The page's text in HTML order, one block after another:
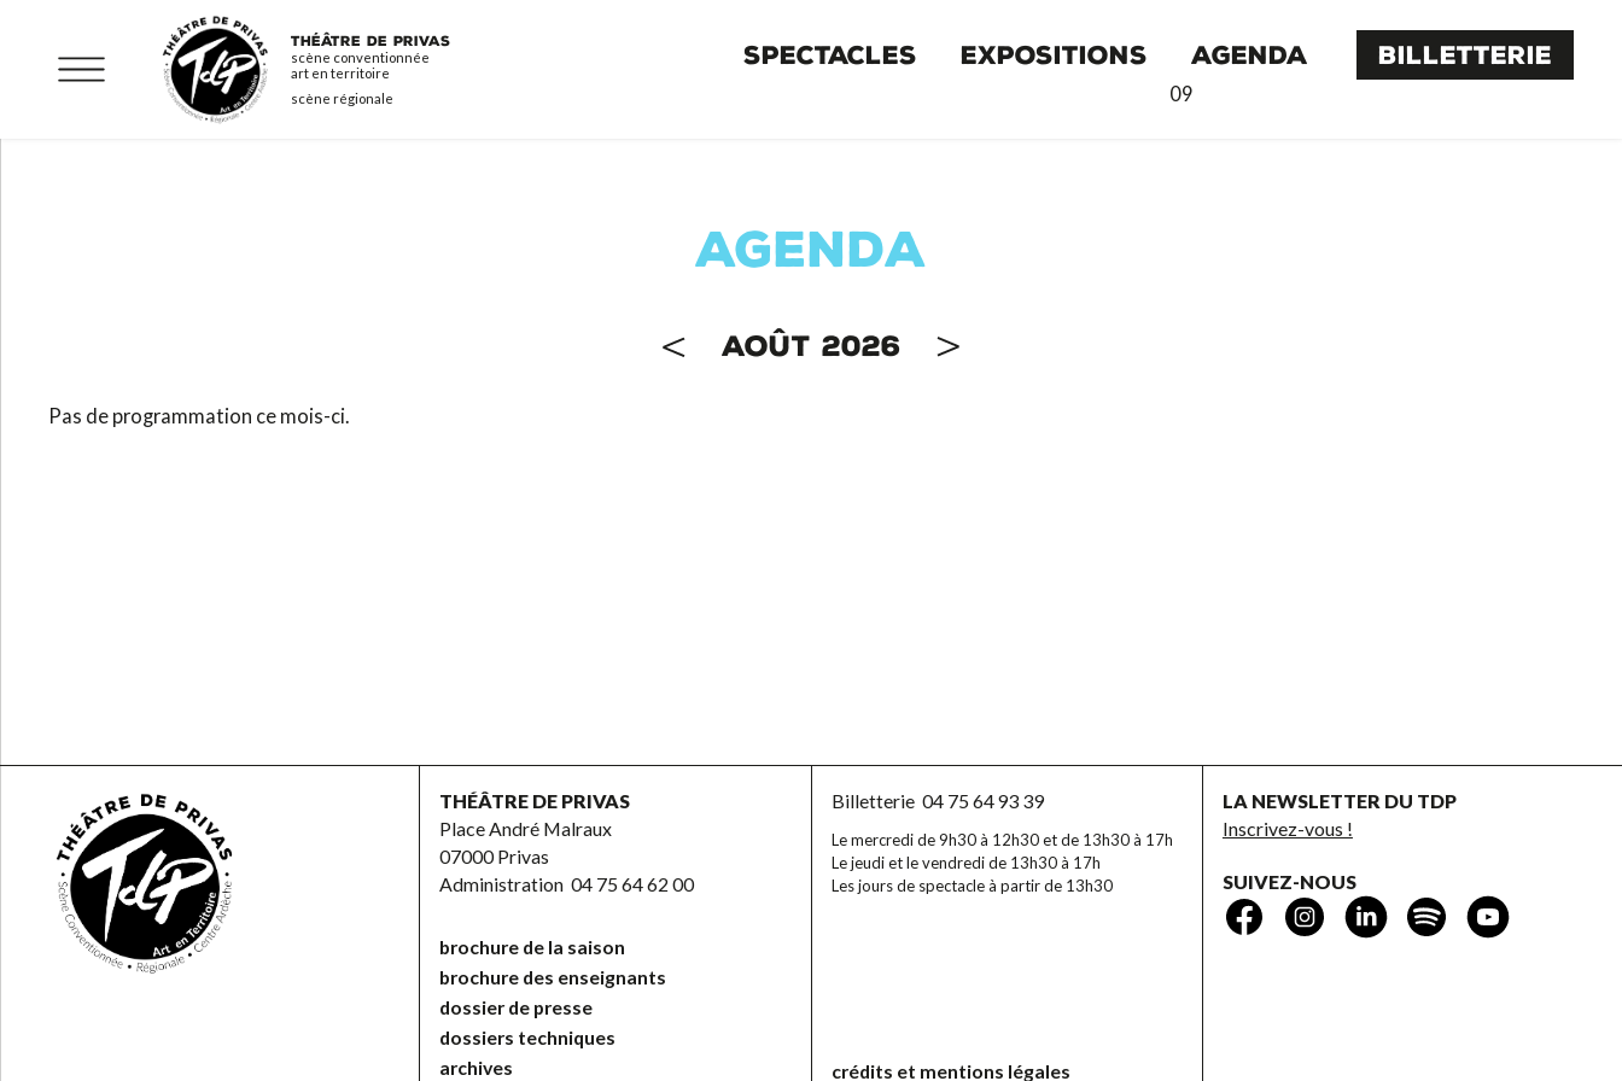
contenu
THÉÂTRE DE PRIVAS
scène conventionnée
art en territoire
scène régionale
MENU
SPECTACLES EXPOSITIONS AGENDA
09
BILLETTERIE
AGENDA
AOÛT 2026
Pas de programmation ce mois-ci.
THÉÂTRE DE PRIVAS
Place André Malraux
07000 Privas
Administration04 75 64 62 00
brochure de la saison
brochure des enseignants
dossier de presse
dossiers techniques
archives
Billetterie 04 75 64 93 39
Le mercredi de 9h30 à 12h30 et de 13h30 à 17h
Le jeudi et le vendredi de 13h30 à 17h
Les jours de spectacle à partir de 13h30
crédits et mentions légales
LA NEWSLETTER DU TDP
Inscrivez-vous !
SUIVEZ-NOUS